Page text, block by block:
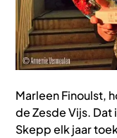
Marleen Finoulst,
de Zesde Vijs.
Skepp elk jaar